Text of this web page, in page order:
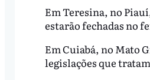
Em Teresina, no
estarão fechadas no
Em Cuiabá, no Mato
legislações que